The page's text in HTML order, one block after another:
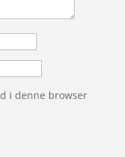
i denne browser